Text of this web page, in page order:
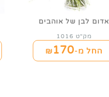
אדום לבן של אוהבים
מק"ט 1016
החל מ-₪170